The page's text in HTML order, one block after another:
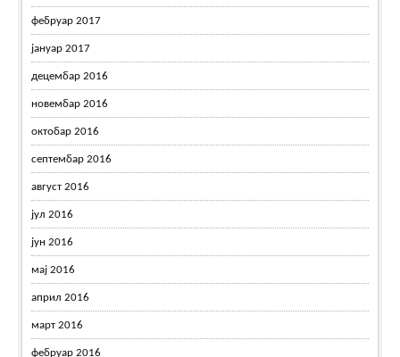
фебруар 2017
јануар 2017
децембар 2016
новембар 2016
октобар 2016
септембар 2016
август 2016
јул 2016
јун 2016
мај 2016
април 2016
март 2016
фебруар 2016